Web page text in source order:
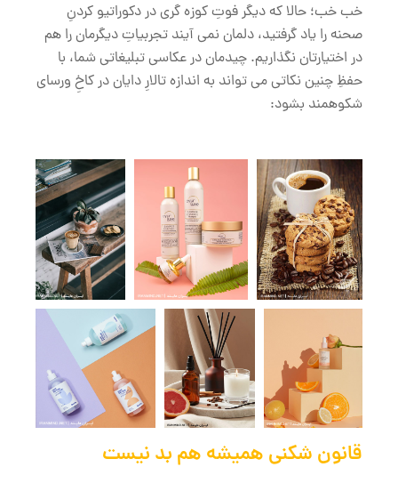
خب خب؛ حالا که دیگر فوتِ کوزه گری در دکوراتیو کردنِ
صحنه را یاد گرفتید، دلمان نمی آیند تجربیاتِ دیگرمان را هم
در اختیارتان نگذاریم. چیدمان در عکاسی تبلیغاتی شما، با
حفظِ چنین نکاتی می تواند به اندازه تالارِ دایان در کاخِ ورسای
شکوهمند بشود:
قانون شکنی همیشه هم بد نیست